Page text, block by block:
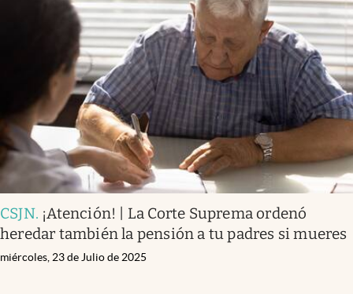
CSJN. ¡Atención! | La Corte Suprema ordenó
heredar también la pensión a tu padres si mueres
miércoles, 23 de Julio de 2025